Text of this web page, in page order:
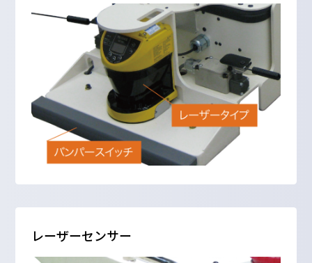
レーザーセンサー